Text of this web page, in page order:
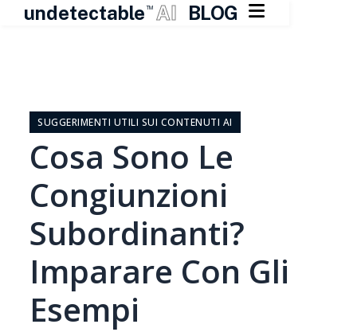
undetectable TM AI BLOG 
contenutoSUGGERIMENTI UTILI SUI CONTENUTI AI
Cosa Sono Le
Congiunzioni
Subordinanti?
Imparare Con Gli
Esempi